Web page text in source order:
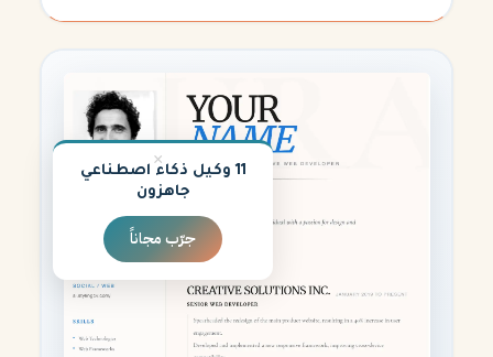
×
11 وكيل ذكاء اصطناعي
جاهزون
جرّب مجاناً